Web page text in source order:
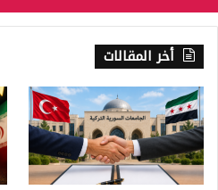
أخر المقالات